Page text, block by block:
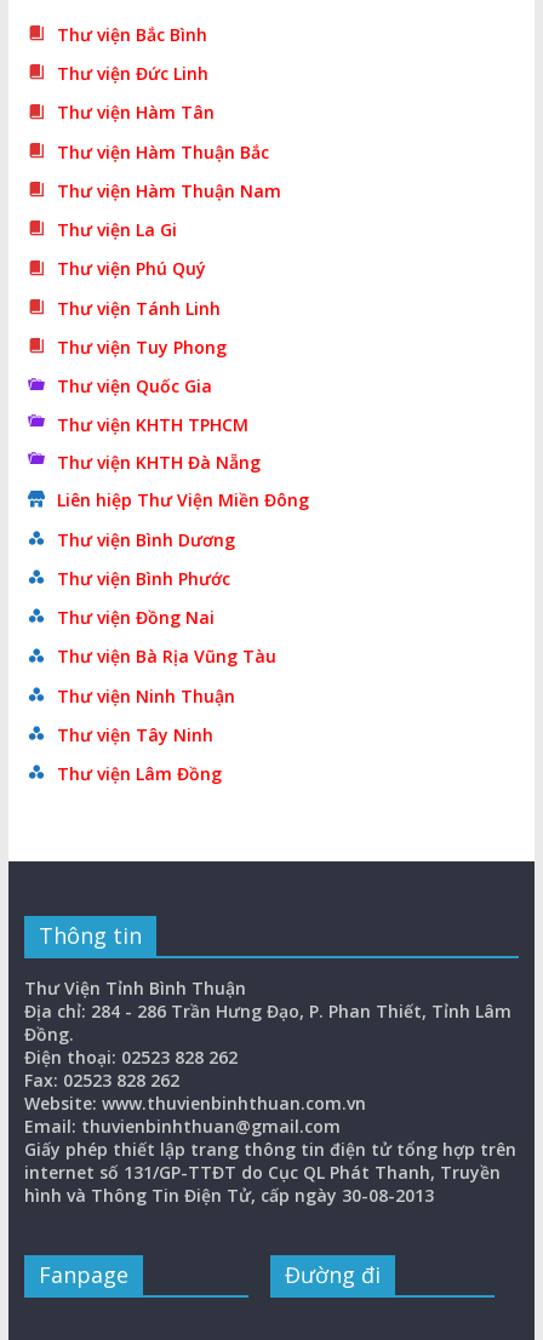
Thư viện Bắc Bình
Thư viện Đức Linh
Thư viện Hàm Tân
Thư viện Hàm Thuận Bắc
Thư viện Hàm Thuận Nam
Thư viện La Gi
Thư viện Phú Quý
Thư viện Tánh Linh
Thư viện Tuy Phong
Thư viện Quốc Gia
Thư viện KHTH TPHCM
Thư viện KHTH Đà Nẵng
Liên hiệp Thư Viện Miền Đông
Thư viện Bình Dương
Thư viện Bình Phước
Thư viện Đồng Nai
Thư viện Bà Rịa Vũng Tàu
Thư viện Ninh Thuận
Thư viện Tây Ninh
Thư viện Lâm Đồng
Thông tin
Thư Viện Tỉnh Bình Thuận
Địa chỉ: 284 - 286 Trần Hưng Đạo, P. Phan Thiết, Tỉnh Lâm
Đồng.
Điện thoại: 02523 828 262
Fax: 02523 828 262
Website: www.thuvienbinhthuan.com.vn
Email: thuvienbinhthuan@gmail.com
Giấy phép thiết lập trang thông tin điện tử tổng hợp trên
internet số 131/GP-TTĐT do Cục QL Phát Thanh, Truyền
hình và Thông Tin Điện Tử, cấp ngày 30-08-2013
Fanpage Đường đi